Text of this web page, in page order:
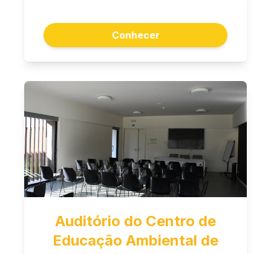
Conhecer
Auditório do Centro de
Educação Ambiental de